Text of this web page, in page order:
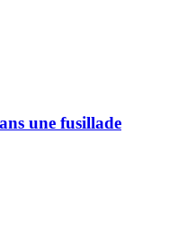
une fusillade